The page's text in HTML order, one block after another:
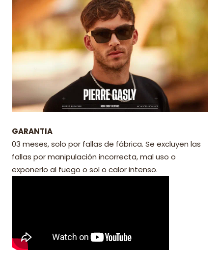
GARANTIA
03 meses, solo por fallas de fábrica. Se excluyen las
fallas por manipulación incorrecta, mal uso o
exponerlo al fuego o sol o calor intenso.